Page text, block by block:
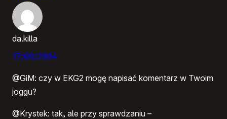
da.killa
17/08/2004
@GiM: czy w EKG2 mogę napisać komentarz w Twoim
joggu?
@Krystek: tak, ale przy sprawdzaniu –